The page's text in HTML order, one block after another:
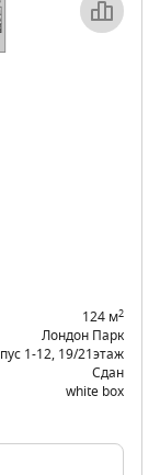
124 м2
Лондон Парк
1-12 19/21 этаж
Сдан
white box